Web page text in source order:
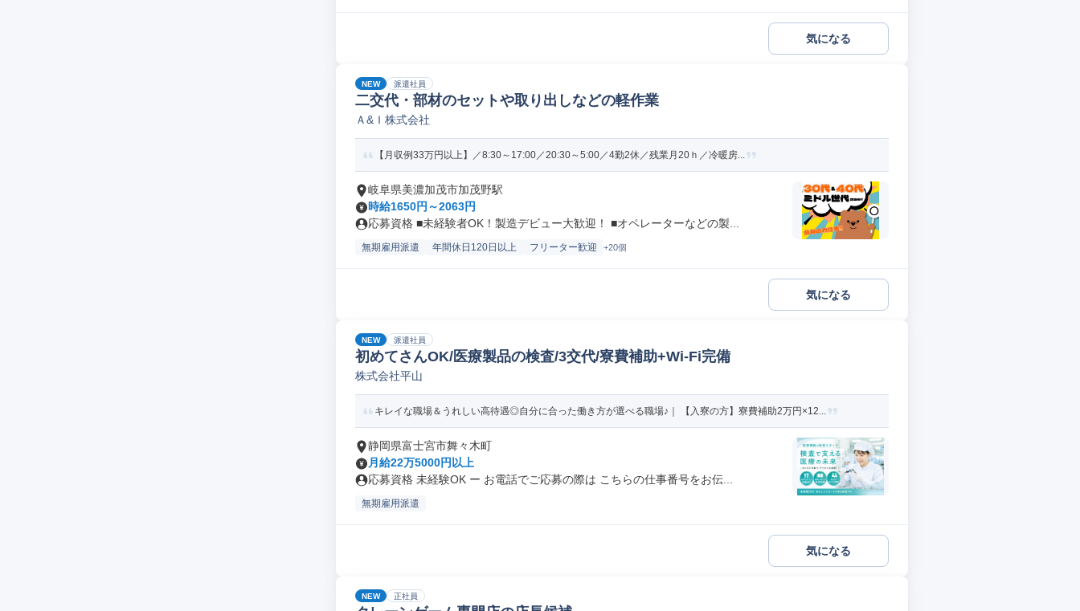
気になる
NEW 派遣社員
二交代・部材のセットや取り出しなどの軽作業
Ａ&Ｉ株式会社
【月収例33万円以上】／8:30～17:00／20:30～5:00／4勤2休／残業月20ｈ／冷暖房...
岐阜県美濃加茂市加茂野駅
時給1650円～2063円
応募資格 ■未経験者OK！製造デビュー大歓迎！ ■オペレーターなどの製...
無期雇用派遣 年間休日120日以上 フリーター歓迎 +20個
気になる
NEW 派遣社員
初めてさんOK/医療製品の検査/3交代/寮費補助+Wi-Fi完備
株式会社平山
キレイな職場＆うれしい高待遇◎自分に合った働き方が選べる職場♪｜ 【入寮の方】寮費補助2万円×12...
静岡県富士宮市舞々木町
月給22万5000円以上
応募資格 未経験OK ー お電話でご応募の際は こちらの仕事番号をお伝...
無期雇用派遣
気になる
NEW 正社員